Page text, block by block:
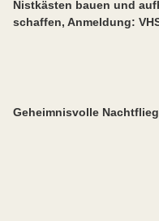
Nistkästen bauen und
schaffen, Anmeldung:
Geheimnisvolle